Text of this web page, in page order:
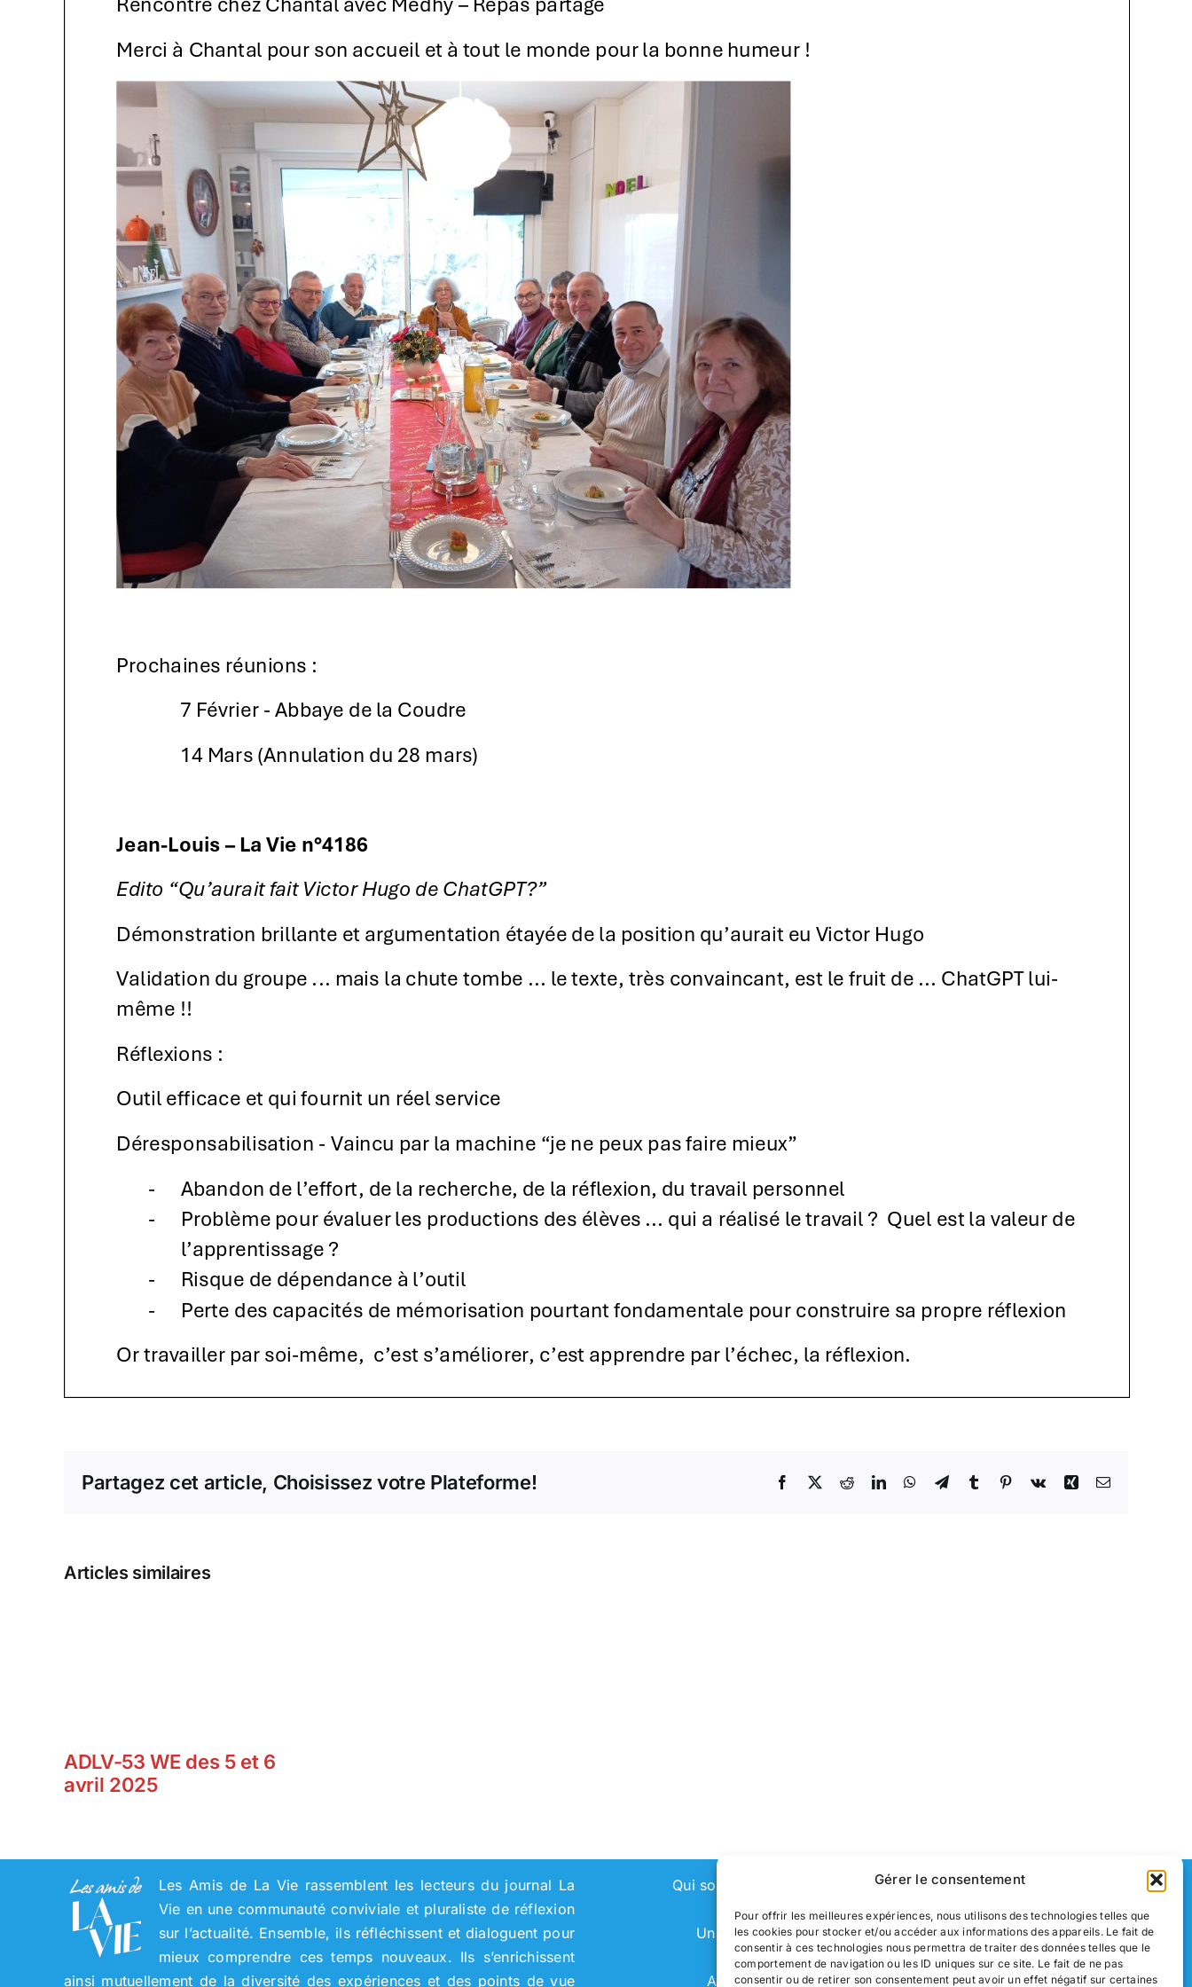
Gérer le consentement
Pour offrir les meilleures expériences, nous utilisons des technologies telles que
les cookies pour stocker et/ou accéder aux informations des appareils. Le fait de
consentir à ces technologies nous permettra de traiter des données telles que le
comportement de navigation ou les ID uniques sur ce site. Le fait de ne pas
consentir ou de retirer son consentement peut avoir un effet négatif sur certaines
Partagez cet article, Choisissez votre Plateforme! Facebook
X RedditLinkedInWhatsApp
TelegramTumblr Pinterest
Vk Xing Email
Articles similaires
ADLV-53 WE des 5 et 6
avril 2025
Les Amis de La Vie rassemblent les lecteurs du journal La
Vie en une communauté conviviale et pluraliste de réflexion
sur l’actualité. Ensemble, ils réfléchissent et dialoguent pour
mieux comprendre ces temps nouveaux. Ils s’enrichissent
ainsi mutuellement de la diversité des expériences et des points de vue
Qui sommes-nous
Universités
Adhérer
Nous contacter
Mentions légales